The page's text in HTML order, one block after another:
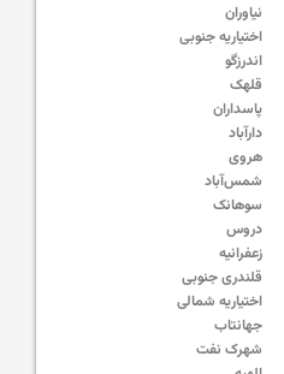
نیاوران
اختیاریه جنوبی
اندرزگو
قلهک
پاسداران
دارآباد
هروی
شمس‌آباد
سوهانک
دروس
زعفرانیه
قلندری جنوبی
اختیاریه شمالی
جهانتاب
شهرک نفت